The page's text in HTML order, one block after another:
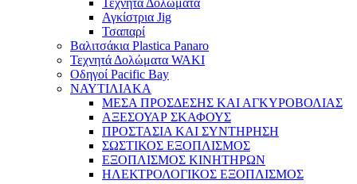
Αγκίστρια Jig
Τσαπαρί
Βαλιτσάκια Plastica Panaro
Τεχνητά Δολώματα WAKI
Οδηγοί Pacific Bay
ΝΑΥΤΙΛΙΑΚΑ
ΜΕΣΑ ΠΡΟΣΔΕΣΗΣ ΚΑΙ ΑΓΚΥΡΟΒΟΛΙΑΣ
ΑΞΕΣΟΥΑΡ ΣΚΑΦΟΥΣ
ΠΡΟΣΤΑΣΙΑ ΚΑΙ ΣΥΝΤΗΡΗΣΗ
ΣΩΣΤΙΚΟΣ ΕΞΟΠΛΙΣΜΟΣ
ΕΞΟΠΛΙΣΜΟΣ ΚΙΝΗΤΗΡΩΝ
ΗΛΕΚΤΡΟΛΟΓΙΚΟΣ ΕΞΟΠΛΙΣΜΟΣ